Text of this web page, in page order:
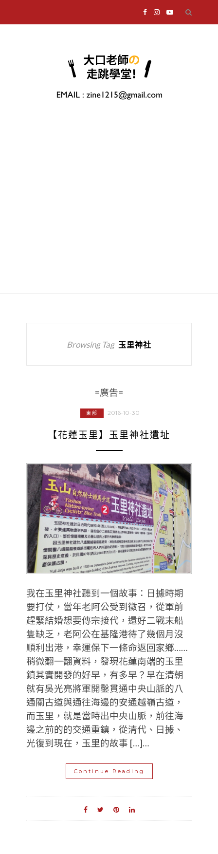
Browsing Tag 玉里神社
=廣告=
東部 2016-10-30
【花蓮玉里】玉里神社遺址
我在玉里神社聽到一個故事：日據時期
要打仗，當年老阿公受到徵召，從軍前
趕緊結婚想要傳宗接代，還好二戰末船
隻缺乏，老阿公在基隆港待了幾個月沒
順利出港，幸運保下一條命返回家鄉……
稍微翻一翻資料，發現花蓮南端的玉里
鎮其實開發的好早，有多早？早在清朝
就有吳光亮將軍開鑿貫通中央山脈的八
通關古道與通往海邊的安通越嶺古道，
而玉里，就是當時出中央山脈，前往海
邊之前的的交通重鎮，從清代、日據、
光復到現在，玉里的故事 […]…
Continue Reading